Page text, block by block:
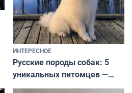
ИНТЕРЕСНОЕ
Русские породы собак: 5
уникальных питомцев —
национальные сокровища